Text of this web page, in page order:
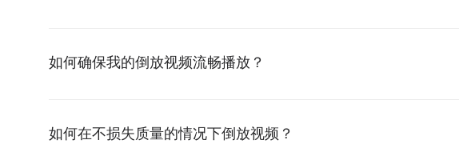
如何确保我的倒放视频流畅播放？
如何在不损失质量的情况下倒放视频？